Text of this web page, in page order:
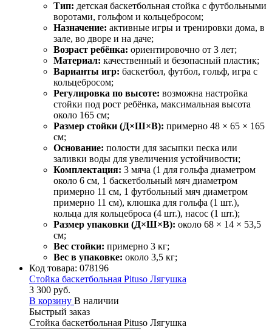
Тип: детская баскетбольная стойка с футбольными
воротами, гольфом и кольцебросом;
Назначение: активные игры и тренировки дома, в
зале, во дворе и на даче;
Возраст ребёнка: ориентировочно от 3 лет;
Материал: качественный и безопасный пластик;
Варианты игр: баскетбол, футбол, гольф, игра с
кольцебросом;
Регулировка по высоте: возможна настройка
стойки под рост ребёнка, максимальная высота
около 165 см;
Размер стойки (Д×Ш×В): примерно 48 × 65 × 165
см;
Основание: полости для засыпки песка или
заливки воды для увеличения устойчивости;
Комплектация: 3 мяча (1 для гольфа диаметром
около 6 см, 1 баскетбольный мяч диаметром
примерно 11 см, 1 футбольный мяч диаметром
примерно 11 см), клюшка для гольфа (1 шт.),
кольца для кольцеброса (4 шт.), насос (1 шт.);
Размер упаковки (Д×Ш×В): около 68 × 14 × 53,5
см;
Вес стойки: примерно 3 кг;
Вес в упаковке: около 3,5 кг;
Код товара: 078196
Стойка баскетбольная Pituso Лягушка
3 300 руб.
В корзину В наличии
Быстрый заказ
Стойка баскетбольная Pituso Лягушка